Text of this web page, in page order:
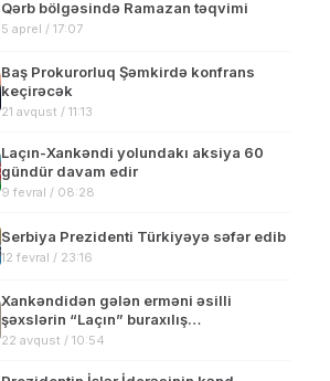
Qərb bölgəsində Ramazan təqvimi
5 aprel / 17:07
Baş Prokurorluq Şəmkirdə konfrans
keçirəcək
21 avqust / 11:13
Laçın-Xankəndi yolundakı aksiya 60
gündür davam edir
9 fevral / 08:28
Serbiya Prezidenti Türkiyəyə səfər edib
12 fevral / 23:16
Xankəndidən gələn erməni əsilli
şəxslərin “Laçın” buraxılış
məntəqəsindən Ermənistana keçidi
22 avqust / 10:54